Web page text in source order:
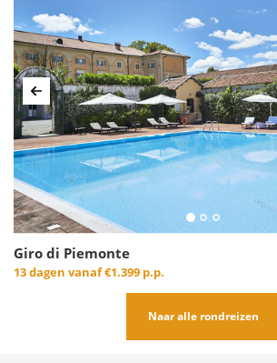
Vorige
Giro di Piemonte
13 dagen vanaf€1.399 p.p.
Naar alle rondreizen